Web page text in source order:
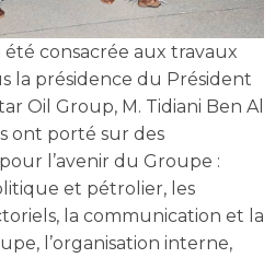
consacrée aux travaux
la présidence du Président
Oil Group, M. Tidiani Ben Al
ont porté sur des
l’avenir du Groupe :
et pétrolier, les
la communication et la
l’organisation interne,